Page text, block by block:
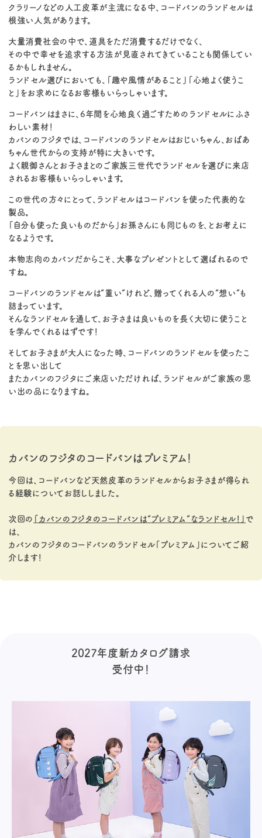
クラリーノなどの人工皮革が主流になる中、コードバンのランドセルは
根強い人気があります。
大量消費社会の中で、道具をただ消費するだけでなく、
その中で幸せを追求する方法が見直されてきていることも関係してい
るかもしれません。
ランドセル選びにおいても、「趣や風情があること」「心地よく使うこ
と」をお求めになるお客様もいらっしゃいます。
コードバンはまさに、6年間を心地良く過ごすためのランドセルにふさ
わしい素材！
カバンのフジタでは、コードバンのランドセルはおじいちゃん、おばあ
ちゃん世代からの支持が特に大きいです。
よく親御さんとお子さまとのご家族三世代でランドセルを選びに来店
されるお客様もいらっしゃいます。
この世代の方々にとって、ランドセルはコードバンを使った代表的な
製品。
「自分も使った良いものだから」お孫さんにも同じものを、とお考えに
なるようです。
本物志向のカバンだからこそ、大事なプレゼントとして選ばれるので
すね。
コードバンのランドセルは“重い”けれど、贈ってくれる人の“想い”も
詰まっています。
そんなランドセルを通して、お子さまは良いものを長く大切に使うこと
を学んでくれるはずです！
そしてお子さまが大人になった時、コードバンのランドセルを使ったこ
とを思い出して
またカバンのフジタにご来店いただければ、ランドセルがご家族の思
い出の品になりますね。
カバンのフジタのコードバンはプレミアム！
今回は、コードバンなど天然皮革のランドセルからお子さまが得られ
る経験についてお話ししました。
次回の 「カバンのフジタのコードバンは“プレミアム”なランドセル！」 で
は、
カバンのフジタのコードバンのランドセル「プレミアム」についてご紹
介します！
2027年度新カタログ請求
受付中！